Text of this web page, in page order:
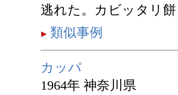
逃れた。カビッタリ
類似事例
カッパ
1964年 神奈川県